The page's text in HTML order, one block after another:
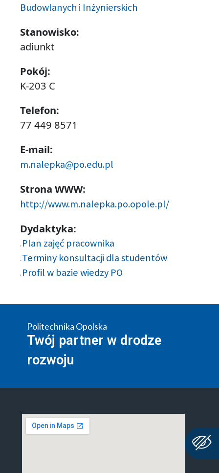
Budowlanych i Inżynierskich
Stanowisko:
adiunkt
Pokój:
K-203 C
Telefon:
77 449 8571
E-mail:
m.nalepka@po.edu.pl
Strona WWW:
http://www.m.nalepka.po.opole.pl/
Dydaktyka:
Plan zajęć pracownika
Terminy konsultacji dla studentów
Profil w bazie wiedzy PO
Politechnika Opolska
Twój partner w drodze
rozwoju